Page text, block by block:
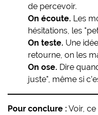
de percevoir.
On écoute. Les
hésitations, les
On teste. Une
retourne, on les
On ose. Dire
juste", même si
Pour conclure : Voir, ce